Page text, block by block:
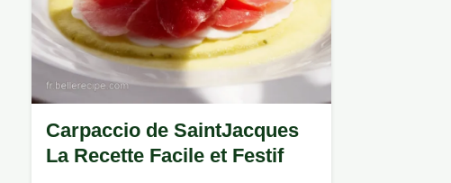
Carpaccio de SaintJacques
La Recette Facile et Festif